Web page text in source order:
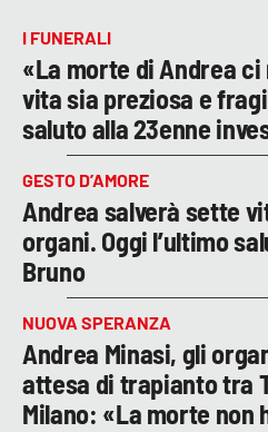
I FUNERALI
«La morte di Andrea
vita sia preziosa e
saluto alla 23enne
GESTO D’AMORE
Andrea salverà sette
organi. Oggi l’ultimo
Bruno
NUOVA SPERANZA
Andrea Minasi, gli
attesa di trapianto tra
Milano: «La morte non